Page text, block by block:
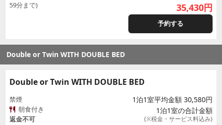
59分まで)
35,430円
予約する
Double or Twin WITH DOUBLE BED
Double or Twin WITH DOUBLE BED
禁煙
朝食付き
返金不可
1泊1室平均金額 30,580円
1泊1室の合計金額
(※税金・サービス料込み)